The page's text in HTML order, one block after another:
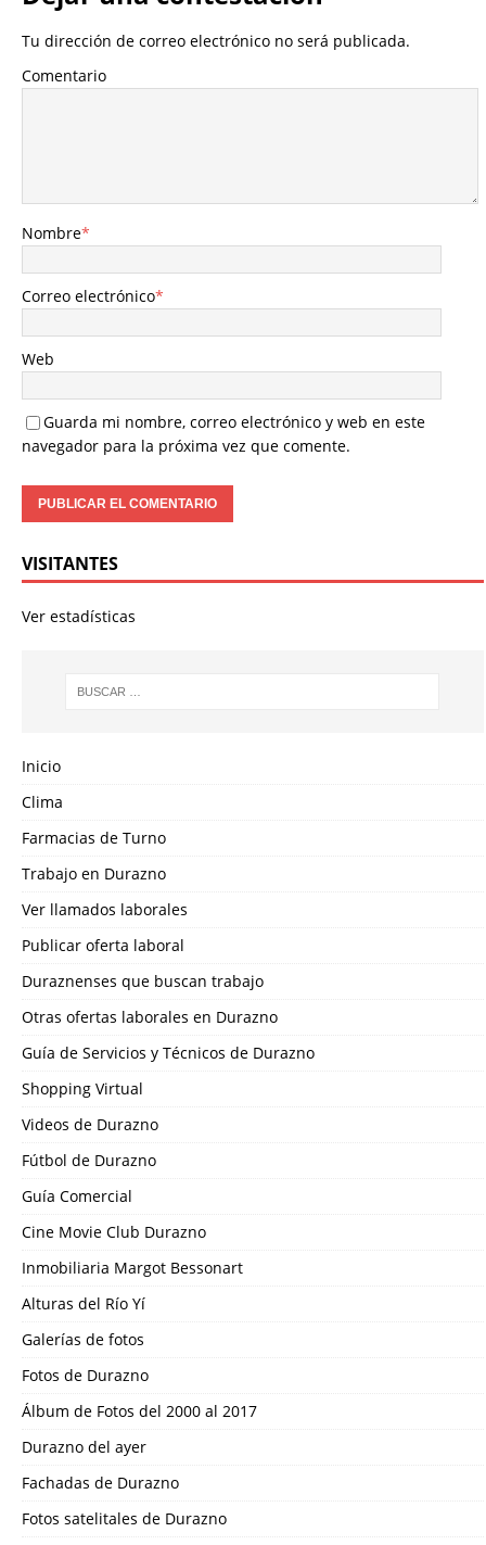
Tu dirección de correo electrónico no será publicada.
Comentario
Nombre*
Correo electrónico*
Web
Guarda mi nombre, correo electrónico y web en este
navegador para la próxima vez que comente.
VISITANTES
Ver estadísticas
Inicio
Clima
Farmacias de Turno
Trabajo en Durazno
Ver llamados laborales
Publicar oferta laboral
Duraznenses que buscan trabajo
Otras ofertas laborales en Durazno
Guía de Servicios y Técnicos de Durazno
Shopping Virtual
Videos de Durazno
Fútbol de Durazno
Guía Comercial
Cine Movie Club Durazno
Inmobiliaria Margot Bessonart
Alturas del Río Yí
Galerías de fotos
Fotos de Durazno
Álbum de Fotos del 2000 al 2017
Durazno del ayer
Fachadas de Durazno
Fotos satelitales de Durazno